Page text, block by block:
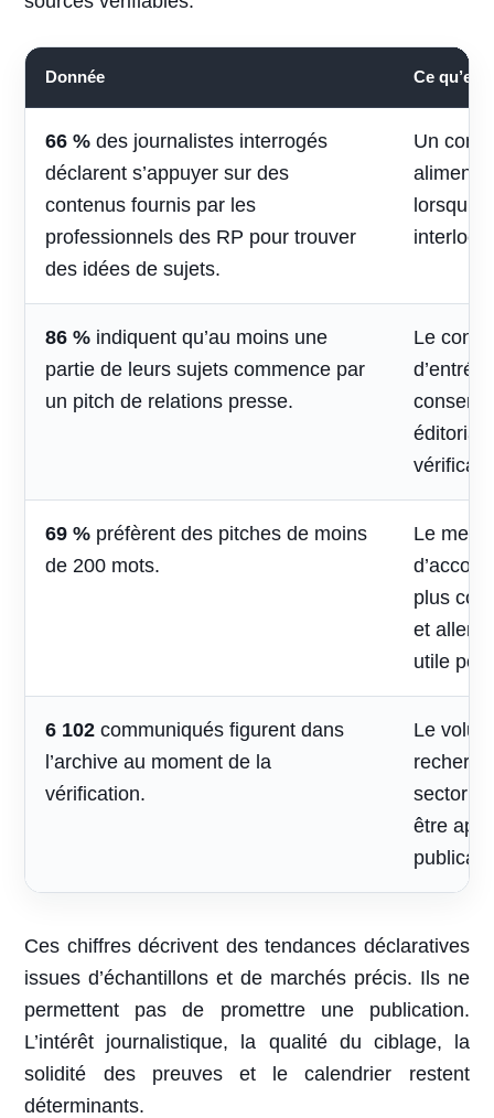
Donnée Ce
66 % des journalistes interrogés
déclarent s’appuyer sur des
contenus fournis par les
professionnels des RP pour trouver
des idées de sujets.
Un
lorsqu’il
86 % indiquent qu’au moins une
partie de leurs sujets commence par
un pitch de relations presse.
Le
69 % préfèrent des pitches de moins
de 200 mots.
Le
plus
et aller
utile
6 102 communiqués figurent dans
l’archive au moment de la
vérification.
Le
être
Ces chiffres décrivent des tendances déclaratives
issues d’échantillons et de marchés précis. Ils ne
permettent pas de promettre une publication.
L’intérêt journalistique, la qualité du ciblage, la
solidité des preuves et le calendrier restent
déterminants.